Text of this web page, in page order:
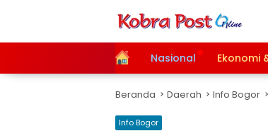
HomeNasional Ekonomi
Beranda Daerah Info Bogor
Info Bogor